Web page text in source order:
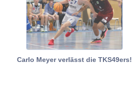
Carlo Meyer verlässt die TKS49ers!